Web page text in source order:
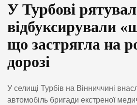
У Турбові
відбуксирували
що застрягла на
дорозі
У селищі Турбів на Вінниччині
автомобіль бригади екстреної